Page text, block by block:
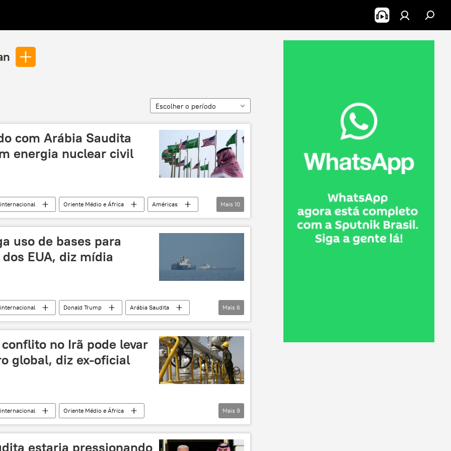
Escolher o período
com Arábia Saudita
energia nuclear civil
Oriente Médio e África
Américas
Riad Arábia Saudita
Estados Unidos
nuclear
Mais 10
uso de bases para
EUA, diz mídia
Donald Trump
Arábia Saudita
Oriente Médio e África
iniciativa
Mais 6
no Irã pode levar
global, diz ex-oficial
Oriente Médio e África
Trump Estados Unidos
Oriente Médio
Estreito de Ormuz
Mais 9
estaria pressionando